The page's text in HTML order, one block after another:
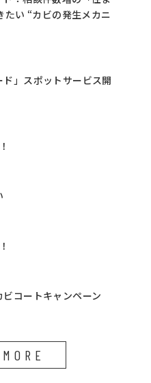
たい “カビの発生メカニ
」スポットサービス開
コートキャンペーン